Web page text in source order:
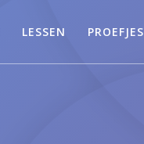
LESSEN PROEFJES